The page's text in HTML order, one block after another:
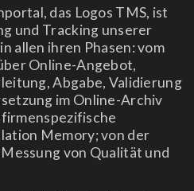
das Logos TMS, ist
und Tracking unserer
allen ihren Phasen: vom
Online-Angebot,
Abgabe, Validierung
im Online-Archiv
Memory; von der
von Qualität und